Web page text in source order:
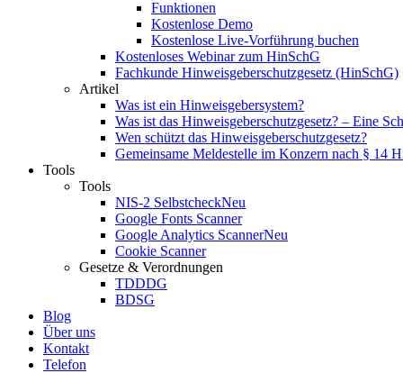
Funktionen
Kostenlose Demo
Kostenlose Live-Vorführung buchen
Kostenloses Webinar zum HinSchG
Fachkunde Hinweisgeberschutzgesetz (HinSchG)
Artikel
Was ist ein Hinweisgebersystem?
Was ist das Hinweisgeberschutzgesetz? – Eine
Wen schützt das Hinweisgeberschutzgesetz?
Gemeinsame Meldestelle im Konzern nach § 14
Tools
Tools
NIS-2 SelbstcheckNeu
Google Fonts Scanner
Google Analytics ScannerNeu
Cookie Scanner
Gesetze & Verordnungen
TDDDG
BDSG
Blog
Über uns
Kontakt
Telefon